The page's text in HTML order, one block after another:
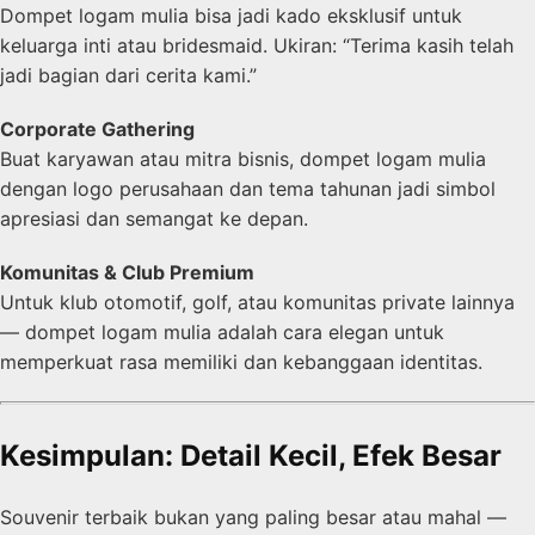
Dompet logam mulia bisa jadi kado eksklusif untuk
keluarga inti atau bridesmaid. Ukiran: “Terima kasih telah
jadi bagian dari cerita kami.”
Corporate Gathering
Buat karyawan atau mitra bisnis, dompet logam mulia
dengan logo perusahaan dan tema tahunan jadi simbol
apresiasi dan semangat ke depan.
Komunitas & Club Premium
Untuk klub otomotif, golf, atau komunitas private lainnya
— dompet logam mulia adalah cara elegan untuk
memperkuat rasa memiliki dan kebanggaan identitas.
Kesimpulan: Detail Kecil, Efek Besar
Souvenir terbaik bukan yang paling besar atau mahal —